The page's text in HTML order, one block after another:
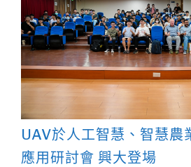
UAV於人工智慧、智慧農
應用研討會 興大登場